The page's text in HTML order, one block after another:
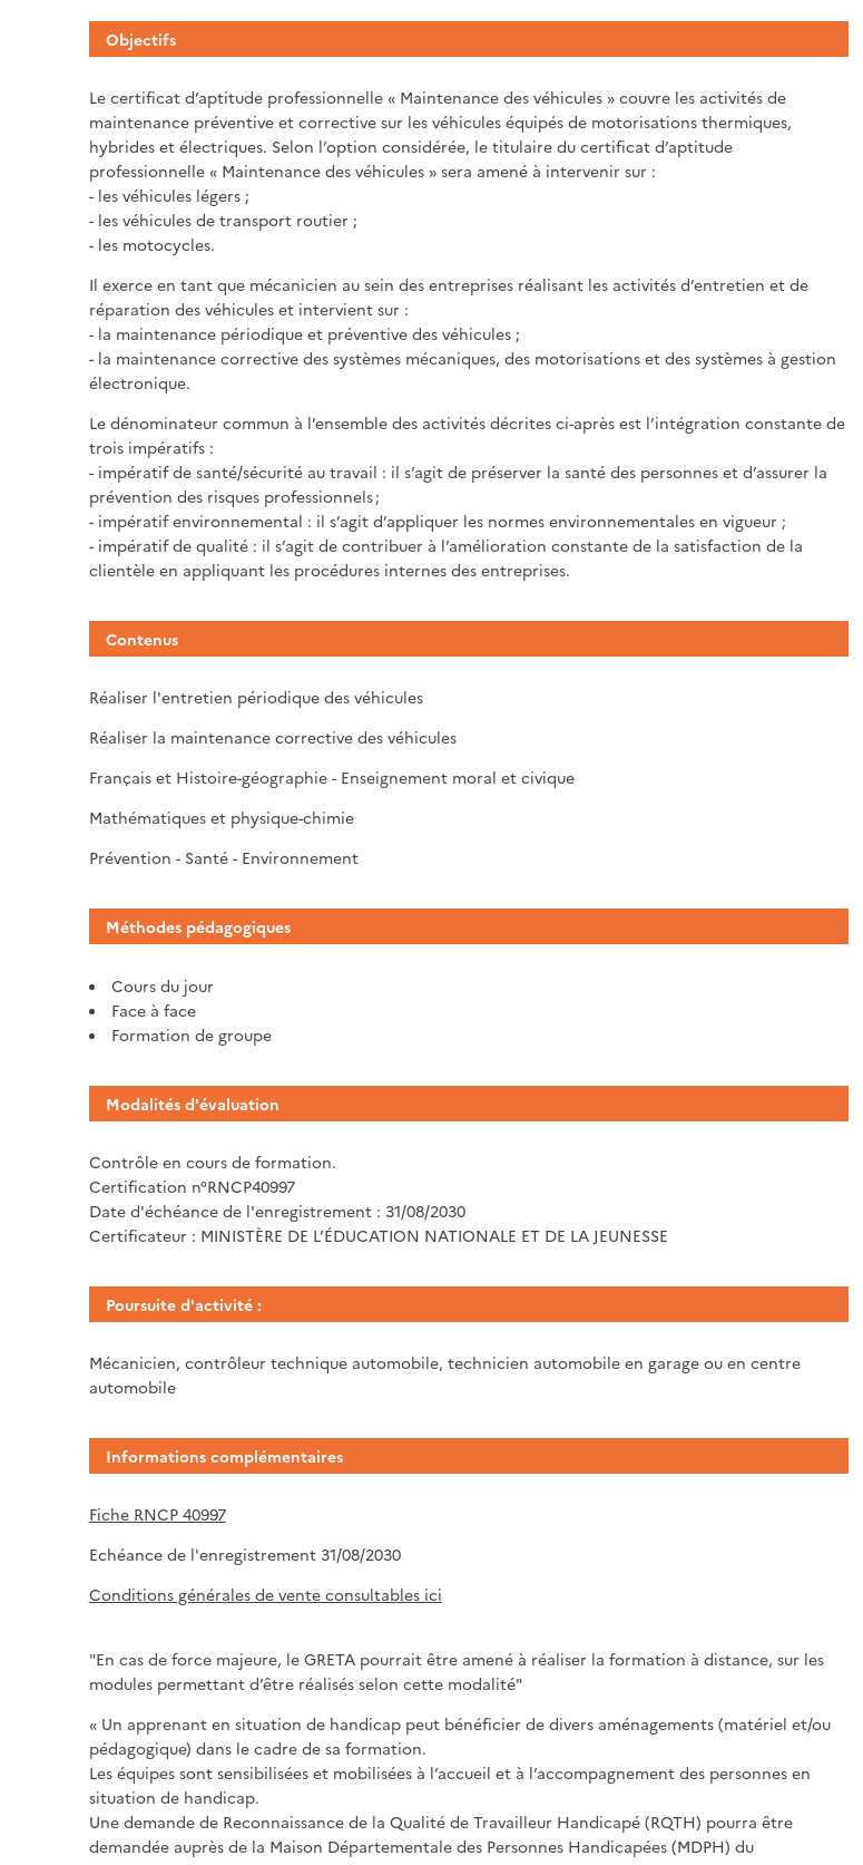
Objectifs
Le certificat d’aptitude professionnelle « Maintenance des véhicules » couvre les activités de
maintenance préventive et corrective sur les véhicules équipés de motorisations thermiques,
hybrides et électriques. Selon l’option considérée, le titulaire du certificat d’aptitude
professionnelle « Maintenance des véhicules » sera amené à intervenir sur :
- les véhicules légers ;
- les véhicules de transport routier ;
- les motocycles.
Il exerce en tant que mécanicien au sein des entreprises réalisant les activités d’entretien et de
réparation des véhicules et intervient sur :
- la maintenance périodique et préventive des véhicules ;
- la maintenance corrective des systèmes mécaniques, des motorisations et des systèmes à gestion
électronique.
Le dénominateur commun à l’ensemble des activités décrites ci-après est l’intégration constante de
trois impératifs :
- impératif de santé/sécurité au travail : il s’agit de préserver la santé des personnes et d’assurer la
prévention des risques professionnels ;
- impératif environnemental : il s’agit d’appliquer les normes environnementales en vigueur ;
- impératif de qualité : il s’agit de contribuer à l’amélioration constante de la satisfaction de la
clientèle en appliquant les procédures internes des entreprises.
Contenus
Réaliser l'entretien périodique des véhicules
Réaliser la maintenance corrective des véhicules
Français et Histoire-géographie - Enseignement moral et civique
Mathématiques et physique-chimie
Prévention - Santé - Environnement
Méthodes pédagogiques
Cours du jour
Face à face
Formation de groupe
Modalités d'évaluation
Contrôle en cours de formation.
Certification n°RNCP40997
Date d'échéance de l'enregistrement : 31/08/2030
Certificateur : MINISTÈRE DE L’ÉDUCATION NATIONALE ET DE LA JEUNESSE
Poursuite d'activité :
Mécanicien, contrôleur technique automobile, technicien automobile en garage ou en centre
automobile
Informations complémentaires
Fiche RNCP 40997
Echéance de l'enregistrement 31/08/2030
Conditions générales de vente consultables ici
"En cas de force majeure, le GRETA pourrait être amené à réaliser la formation à distance, sur les
modules permettant d’être réalisés selon cette modalité"
« Un apprenant en situation de handicap peut bénéficier de divers aménagements (matériel et/ou
pédagogique) dans le cadre de sa formation.
Les équipes sont sensibilisées et mobilisées à l’accueil et à l’accompagnement des personnes en
situation de handicap.
Une demande de Reconnaissance de la Qualité de Travailleur Handicapé (RQTH) pourra être
demandée auprès de la Maison Départementale des Personnes Handicapées (MDPH) du